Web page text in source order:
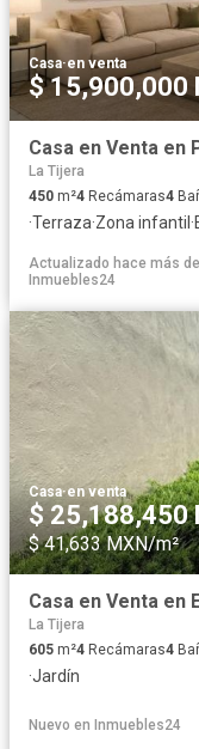
Casa·en venta
$ 15,900,000
La Tijera
450 m²4 Recámaras4
·Terraza·Zona infantil ·
Actualizado hace más
Inmuebles24
Casa·en venta
$ 25,188,450
$ 41,633 MXN/m²
Casa en Venta en
La Tijera
605 m²4 Recámaras4
·Jardín
Nuevo en Inmuebles24